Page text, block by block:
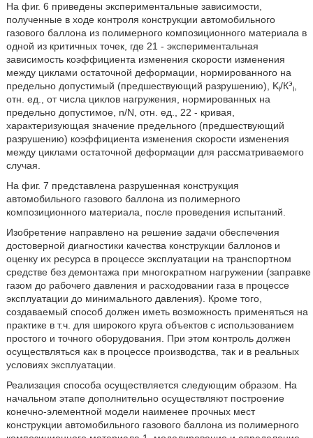
На фиг. 6 приведены экспериментальные зависимости,
полученные в ходе контроля конструкции автомобильного
газового баллона из полимерного композиционного материала в
одной из критичных точек, где 21 - экспериментальная
зависимость коэффициента изменения скорости изменения
между циклами остаточной деформации, нормированного на
предельно допустимый (предшествующий разрушению), Ki/Кэ
i,
отн. ед., от числа циклов нагружения, нормированных на
предельно допустимое, n/N, отн. ед., 22 - кривая,
характеризующая значение предельного (предшествующий
разрушению) коэффициента изменения скорости изменения
между циклами остаточной деформации для рассматриваемого
случая.
На фиг. 7 представлена разрушенная конструкция
автомобильного газового баллона из полимерного
композиционного материала, после проведения испытаний.
Изобретение направлено на решение задачи обеспечения
достоверной диагностики качества конструкции баллонов и
оценку их ресурса в процессе эксплуатации на транспортном
средстве без демонтажа при многократном нагружении (заправке
газом до рабочего давления и расходовании газа в процессе
эксплуатации до минимального давления). Кроме того,
создаваемый способ должен иметь возможность применяться на
практике в т.ч. для широкого круга объектов с использованием
простого и точного оборудования. При этом контроль должен
осуществляться как в процессе производства, так и в реальных
условиях эксплуатации.
Реализация способа осуществляется следующим образом. На
начальном этапе дополнительно осуществляют построение
конечно-элементной модели наименее прочных мест
конструкции автомобильного газового баллона из полимерного